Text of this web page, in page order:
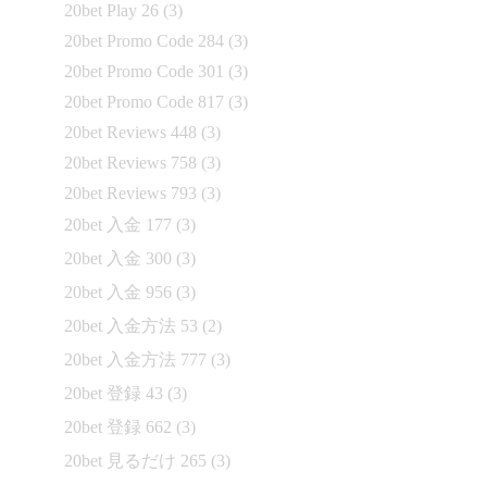
20bet Play 26 (3)
20bet Promo Code 284 (3)
20bet Promo Code 301 (3)
20bet Promo Code 817 (3)
20bet Reviews 448 (3)
20bet Reviews 758 (3)
20bet Reviews 793 (3)
20bet 入金 177 (3)
20bet 入金 300 (3)
20bet 入金 956 (3)
20bet 入金方法 53 (2)
20bet 入金方法 777 (3)
20bet 登録 43 (3)
20bet 登録 662 (3)
20bet 見るだけ 265 (3)